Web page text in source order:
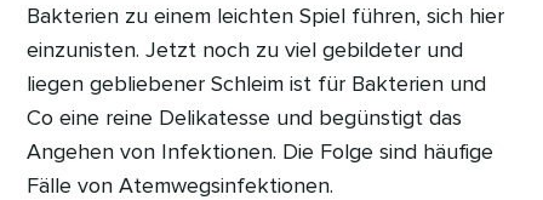
Bakterien zu einem leichten Spiel führen, sich hier
einzunisten. Jetzt noch zu viel gebildeter und
liegen gebliebener Schleim ist für Bakterien und
Co eine reine Delikatesse und begünstigt das
Angehen von Infektionen. Die Folge sind häufige
Fälle von Atemwegsinfektionen.